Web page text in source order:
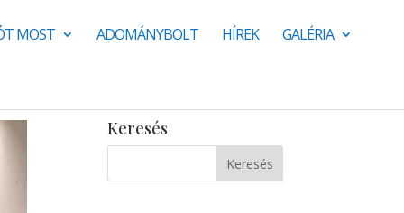
MOST ADOMÁNYBOLT HÍREK GALÉRIA
Keresés